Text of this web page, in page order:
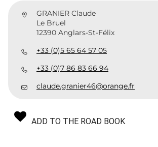
GRANIER Claude
Le Bruel
12390 Anglars-St-Félix
+33 (0)5 65 64 57 05
+33 (0)7 86 83 66 94
claude.granier46@orange.fr
ADD TO THE ROAD BOOK